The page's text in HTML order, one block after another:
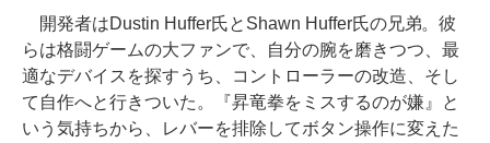
開発者はDustin Huffer氏とShawn Huffer氏の兄弟。彼
らは格闘ゲームの大ファンで、自分の腕を磨きつつ、最
適なデバイスを探すうち、コントローラーの改造、そし
て自作へと行きついた。『昇竜拳をミスするのが嫌』と
いう気持ちから、レバーを排除してボタン操作に変えた